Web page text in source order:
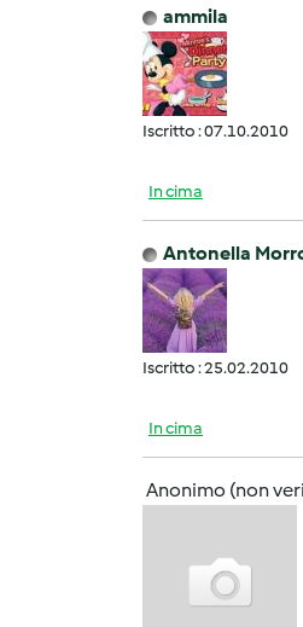
ammila
Iscritto : 07.10.2010
In cima
Antonella
Iscritto : 25.02.2010
In cima
Anonimo (non